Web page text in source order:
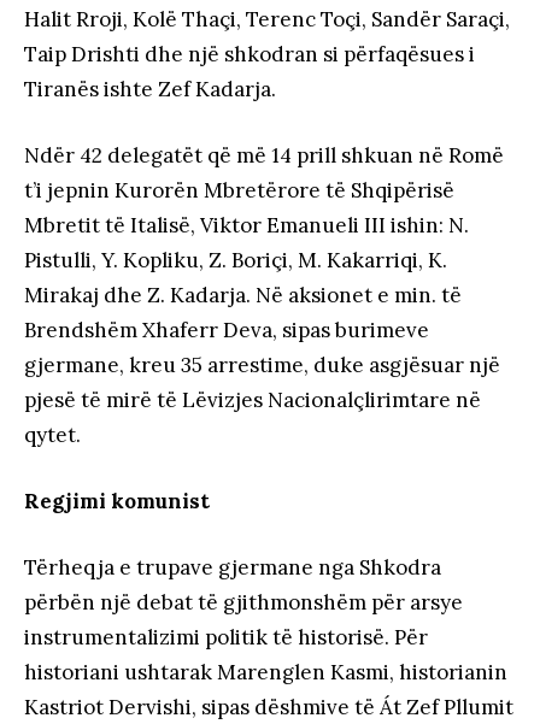
Halit Rroji, Kolë Thaçi, Terenc Toçi, Sandër Saraçi,
Taip Drishti dhe një shkodran si përfaqësues i
Tiranës ishte Zef Kadarja.
Ndër 42 delegatët që më 14 prill shkuan në Romë
t’i jepnin Kurorën Mbretërore të Shqipërisë
Mbretit të Italisë, Viktor Emanueli III ishin: N.
Pistulli, Y. Kopliku, Z. Boriçi, M. Kakarriqi, K.
Mirakaj dhe Z. Kadarja. Në aksionet e min. të
Brendshëm Xhaferr Deva, sipas burimeve
gjermane, kreu 35 arrestime, duke asgjësuar një
pjesë të mirë të Lëvizjes Nacionalçlirimtare në
qytet.
Regjimi komunist
Tërheqja e trupave gjermane nga Shkodra
përbën një debat të gjithmonshëm për arsye
instrumentalizimi politik të historisë. Për
historiani ushtarak Marenglen Kasmi, historianin
Kastriot Dervishi, sipas dëshmive të Át Zef Pllumit